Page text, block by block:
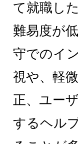
て就職し
難易度が
守でのイ
視や、軽
正、ユー
するヘル